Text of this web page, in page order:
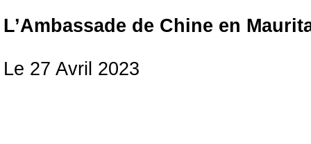
L’Ambassade de Chine en
Le 27 Avril 2023